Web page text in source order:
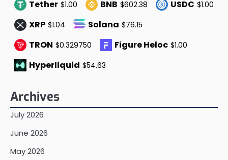
Tether $1.00 BNB $602.38 USDC $1.00
XRP $1.04 Solana $76.15
TRON $0.329750 Figure Heloc $1.00
Hyperliquid $54.63
Archives
July 2026
June 2026
May 2026